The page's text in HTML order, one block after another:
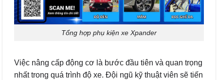
Tổng hợp phụ kiện xe Xpander
Việc nâng cấp động cơ là bước đầu tiên và quan trọng
nhất trong quá trình độ xe. Đội ngũ kỹ thuật viên sẽ tiến